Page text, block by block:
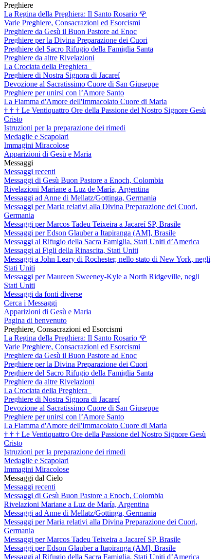
Preghiere
La Regina della Preghiera: Il Santo Rosario 🌹
Varie Preghiere, Consacrazioni ed Esorcismi
Preghiere da Gesù il Buon Pastore ad Enoc
Preghiere per la Divina Preparazione dei Cuori
Preghiere del Sacro Rifugio della Famiglia Santa
Preghiere da altre Rivelazioni
La Crociata della Preghiera
Preghiere di Nostra Signora di Jacareí
Devozione al Sacratissimo Cuore di San Giuseppe
Preghiere per unirsi con l’Amore Santo
La Fiamma d'Amore dell'Immacolato Cuore di Maria
† † † Le Ventiquattro Ore della Passione del Nostro Signore Gesù
Cristo
Istruzioni per la preparazione dei rimedi
Medaglie e Scapolari
Immagini Miracolose
Apparizioni di Gesù e Maria
Messaggi
Messaggi recenti
Messaggi di Gesù Buon Pastore a Enoch, Colombia
Rivelazioni Mariane a Luz de María, Argentina
Messaggi ad Anne di Mellatz/Gottinga, Germania
Messaggi per Maria relativi alla Divina Preparazione dei Cuori,
Germania
Messaggi per Marcos Tadeu Teixeira a Jacareí SP, Brasile
Messaggi per Edson Glauber a Itapiranga (AM], Brasile
Messaggi al Rifugio della Sacra Famiglia, Stati Uniti d’America
Messaggi ai Figli della Rinascita, Stati Uniti
Messaggi a John Leary di Rochester, nello stato di New York, negli
Stati Uniti
Messaggi per Maureen Sweeney-Kyle a North Ridgeville, negli
Stati Uniti
Messaggi da fonti diverse
Cerca i Messaggi
Apparizioni di Gesù e Maria
Pagina di benvenuto
Preghiere, Consacrazioni ed Esorcismi
La Regina della Preghiera: Il Santo Rosario 🌹
Varie Preghiere, Consacrazioni ed Esorcismi
Preghiere da Gesù il Buon Pastore ad Enoc
Preghiere per la Divina Preparazione dei Cuori
Preghiere del Sacro Rifugio della Famiglia Santa
Preghiere da altre Rivelazioni
La Crociata della Preghiera
Preghiere di Nostra Signora di Jacareí
Devozione al Sacratissimo Cuore di San Giuseppe
Preghiere per unirsi con l’Amore Santo
La Fiamma d'Amore dell'Immacolato Cuore di Maria
† † † Le Ventiquattro Ore della Passione del Nostro Signore Gesù
Cristo
Istruzioni per la preparazione dei rimedi
Medaglie e Scapolari
Immagini Miracolose
Messaggi dal Cielo
Messaggi recenti
Messaggi di Gesù Buon Pastore a Enoch, Colombia
Rivelazioni Mariane a Luz de María, Argentina
Messaggi ad Anne di Mellatz/Gottinga, Germania
Messaggi per Maria relativi alla Divina Preparazione dei Cuori,
Germania
Messaggi per Marcos Tadeu Teixeira a Jacareí SP, Brasile
Messaggi per Edson Glauber a Itapiranga (AM], Brasile
Messaggi al Rifugio della Sacra Famiglia, Stati Uniti d’America